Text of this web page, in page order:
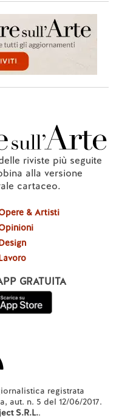
riviste più seguite
alla versione
cartaceo.
& Artisti
GRATUITA
registrata
aut. n. 5 del 12/06/2017.
S.R.L..